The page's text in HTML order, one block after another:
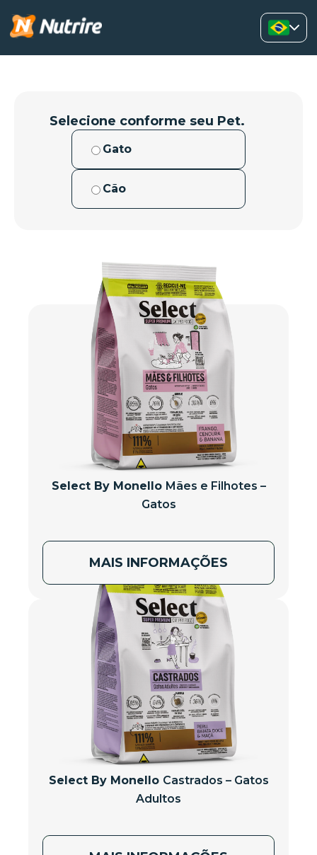
Selecione conforme seu Pet.
Gato
Cão
Select By Monello Mães e Filhotes –
Gatos
MAIS INFORMAÇÕES
Select By Monello Castrados – Gatos
Adultos